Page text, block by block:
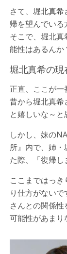
さて、堀北真
帰を望んでいる
そこで、堀北
能性はあるんか
堀北真希の現
正直、ここが一
昔から堀北真希
と嬉しいな～と
しかし、妹の
所』内で、姉
た際、「復帰し
ここまではっ
り仕方がない
さんとの関係
可能性があまり